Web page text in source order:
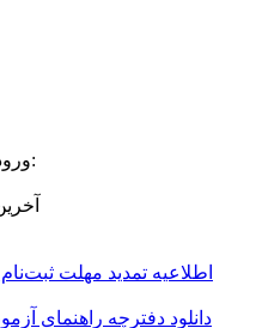
ورودی امروز از موتور های جست . جو:
اطلاعیه تمدید مهلت
دانلود دفترچه راهنمای